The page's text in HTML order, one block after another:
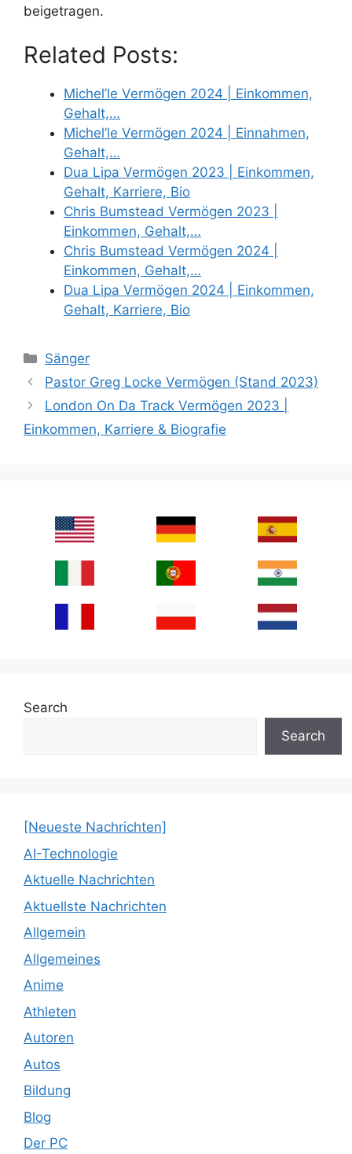
beigetragen.
Related Posts:
Michel’le Vermögen 2024 | Einkommen,
Gehalt,…
Michel’le Vermögen 2024 | Einnahmen,
Gehalt,…
Dua Lipa Vermögen 2023 | Einkommen,
Gehalt, Karriere, Bio
Chris Bumstead Vermögen 2023 |
Einkommen, Gehalt,…
Chris Bumstead Vermögen 2024 |
Einkommen, Gehalt,…
Dua Lipa Vermögen 2024 | Einkommen,
Gehalt, Karriere, Bio
Categories
Sänger
Pastor Greg Locke Vermögen (Stand 2023)
London On Da Track Vermögen 2023 |
Einkommen, Karriere & Biografie
Search
Search
[Neueste Nachrichten]
AI-Technologie
Aktuelle Nachrichten
Aktuellste Nachrichten
Allgemein
Allgemeines
Anime
Athleten
Autoren
Autos
Bildung
Blog
Der PC